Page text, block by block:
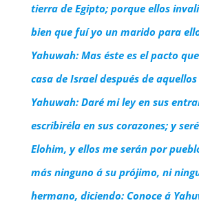
tierra de Egipto; porque ellos
bien que fuí yo un marido para
Yahuwah: Mas éste es el pacto
casa de Israel después de
Yahuwah: Daré mi ley en sus
escribiréla en sus corazones; y
Elohim, y ellos me serán por
más ninguno á su prójimo, ni
hermano, diciendo: Conoce á